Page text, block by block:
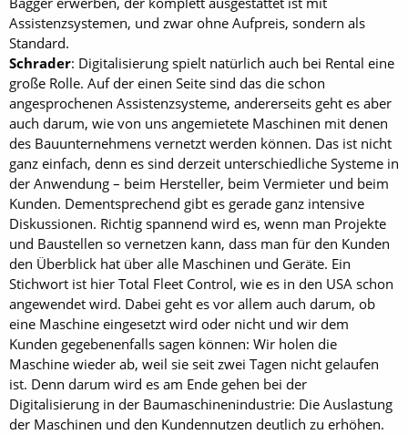
Assistenzsystemen, und zwar ohne Aufpreis, sondern als
Standard.
Schrader: Digitalisierung spielt natürlich auch bei Rental eine
große Rolle. Auf der einen Seite sind das die schon
angesprochenen Assistenzsysteme, andererseits geht es aber
auch darum, wie von uns angemietete Maschinen mit denen
des Bauunternehmens vernetzt werden können. Das ist nicht
ganz einfach, denn es sind derzeit unterschiedliche Systeme in
der Anwendung – beim Hersteller, beim Vermieter und beim
Kunden. Dementsprechend gibt es gerade ganz intensive
Diskussionen. Richtig spannend wird es, wenn man Projekte
und Baustellen so vernetzen kann, dass man für den Kunden
den Überblick hat über alle Maschinen und Geräte. Ein
Stichwort ist hier Total Fleet Control, wie es in den USA schon
angewendet wird. Dabei geht es vor allem auch darum, ob
eine Maschine eingesetzt wird oder nicht und wir dem
Kunden gegebenenfalls sagen können: Wir holen die
Maschine wieder ab, weil sie seit zwei Tagen nicht gelaufen
ist. Denn darum wird es am Ende gehen bei der
Digitalisierung in der Baumaschinenindustrie: Die Auslastung
der Maschinen und den Kundennutzen deutlich zu erhöhen.